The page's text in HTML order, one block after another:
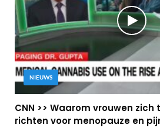
NIEUWS
CNN >> Waarom vrouwen
richten voor menopauze en